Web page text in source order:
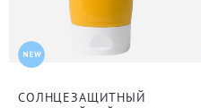
СОЛНЦЕЗАЩИТНЫЙ